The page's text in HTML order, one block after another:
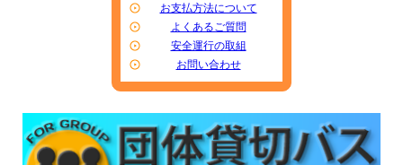
お支払方法について
よくあるご質問
安全運行の取組
お問い合わせ